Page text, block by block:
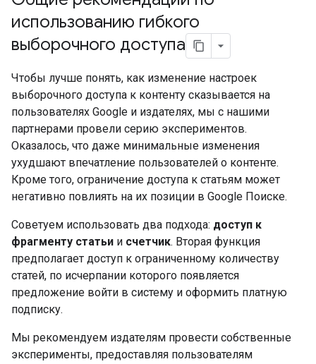
использованию гибкого
выборочного доступа
Чтобы лучше понять, как изменение настроек
выборочного доступа к контенту сказывается на
пользователях Google и издателях, мы с нашими
партнерами провели серию экспериментов.
Оказалось, что даже минимальные изменения
ухудшают впечатление пользователей о контенте.
Кроме того, ограничение доступа к статьям может
негативно повлиять на их позиции в Google Поиске.
Советуем использовать два подхода: доступ к
фрагменту статьи и счетчик. Вторая функция
предполагает доступ к ограниченному количеству
статей, по исчерпании которого появляется
предложение войти в систему и оформить платную
подписку.
Мы рекомендуем издателям провести собственные
эксперименты, предоставляя пользователям